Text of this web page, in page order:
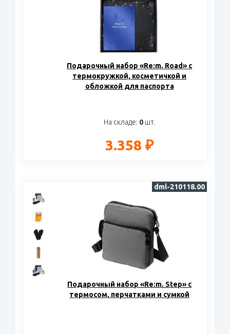
Подарочный набор «Re:m. Road» с
термокружкой, косметичкой и
обложкой для паспорта
На складе: 0шт.
3.358 ₽
Подарочный набор «Re:m. Step» с
термосом, перчатками и сумкой
dml-210118.00